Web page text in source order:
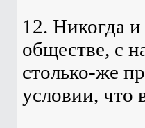
12. Никогда
обществе, с
столько-же
условии, что